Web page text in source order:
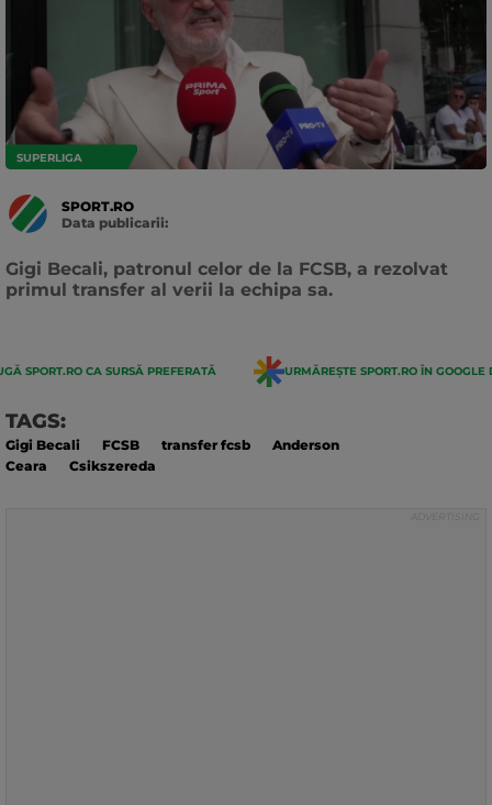
SUPERLIGA
SPORT.RO
Data publicarii:
Gigi Becali, patronul celor de la FCSB, a rezolvat
primul transfer al verii la echipa sa.
SPORT.RO CA SURSĂ PREFERATĂ URMĂREȘTE SPORT.RO ÎN GOOGLE
TAGS:
Gigi Becali FCSB transfer fcsb
Anderson
Ceara
Csikszereda